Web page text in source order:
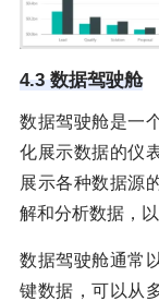
4.3 数据驾驶舱
数据驾驶舱是一
化展示数据的仪
展示各种数据源
解和分析数据，
数据驾驶舱通常
键数据，可以从